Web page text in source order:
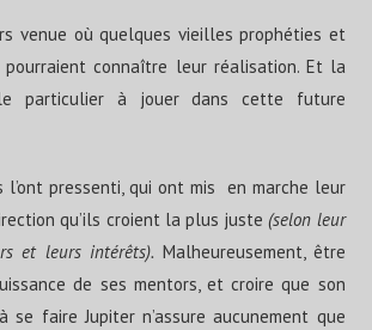
venue où quelques vieilles prophéties et
pourraient connaître leur réalisation. Et la
particulier à jouer dans cette future
l’ont pressenti, qui ont mis en marche leur
qu’ils croient la plus juste(selon leur
et leurs intérêts). Malheureusement, être
de ses mentors, et croire que son
se faire Jupiter n’assure aucunement que